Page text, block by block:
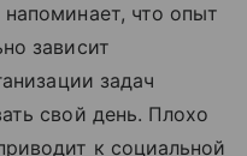
что опыт
зависит
задач
свой день. Плохо
к социальной